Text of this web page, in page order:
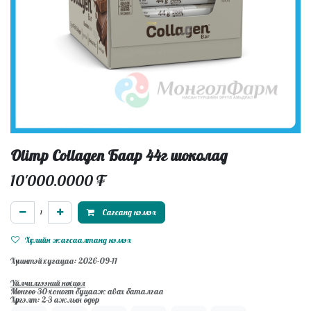
Olimp Collagen Баар 44г шоколад
10'000.0000₮
Сагсанд нэмэх
Хүслийн жагсаалтанд нэмэх
Хүчинтэй хугацаа: 2026-09-11
Үйлчилгээний нөхцөл
Мөнгөө 30-хоногт буцааж авах баталгаа
Хүргэлт: 2-3 ажлын өдөр